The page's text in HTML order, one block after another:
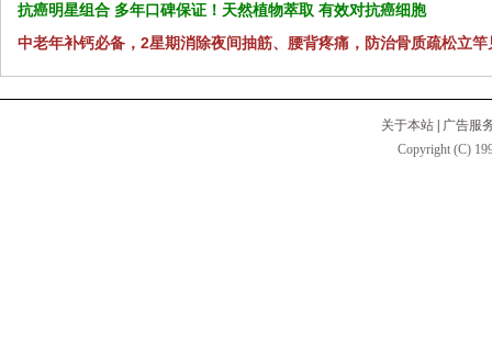
抗癌明星组合 多年口碑保证！天然植物萃取 有效对抗癌细胞
中老年补钙必备，2星期消除夜间抽筋、腰背疼痛，防治骨质疏松立竿
关于本站
广告服
Copyright (C)